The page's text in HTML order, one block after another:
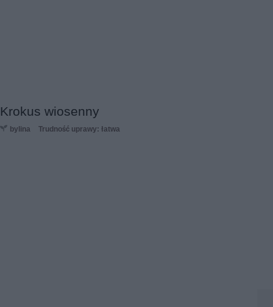
Krokus wiosenny
bylina Trudność uprawy: łatwa